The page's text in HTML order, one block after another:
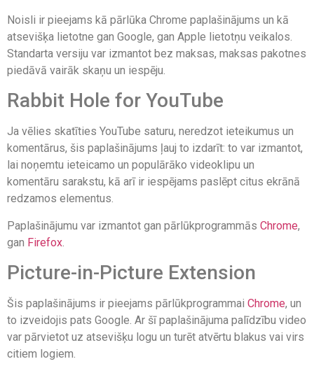
Noisli ir pieejams kā pārlūka Chrome paplašinājums un kā
atsevišķa lietotne gan Google, gan Apple lietotņu veikalos.
Standarta versiju var izmantot bez maksas, maksas pakotnes
piedāvā vairāk skaņu un iespēju.
Rabbit Hole for YouTube
Ja vēlies skatīties YouTube saturu, neredzot ieteikumus un
komentārus, šis paplašinājums ļauj to izdarīt: to var izmantot,
lai noņemtu ieteicamo un populārāko videoklipu un
komentāru sarakstu, kā arī ir iespējams paslēpt citus ekrānā
redzamos elementus.
Paplašinājumu var izmantot gan pārlūkprogrammās Chrome,
gan Firefox
Picture-in-Picture Extension
Šis paplašinājums ir pieejams pārlūkprogrammai Chrome, un
to izveidojis pats Google. Ar šī paplašinājuma palīdzību video
var pārvietot uz atsevišķu logu un turēt atvērtu blakus vai virs
citiem logiem.